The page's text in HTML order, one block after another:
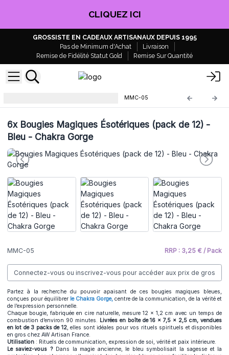
CLIQUEZ ICI
GROSSISTE EN CADEAUX ARTISANAUX DEPUIS 1995
Pas de Minimum d'Achat
Livraison
Remise de Fidélité Statut Gold
Remise Sur Quantité
MMC-05
6xBougies Magiques Ésotériques (pack de 12) -
Bleu - Chakra Gorge
MMC-05 RRP : 3,25 € / Pack
Connectez-vous ou inscrivez-vous pour accéder aux prix de gros
Partez à la recherche du pouvoir apaisant de ces bougies magiques bleues,
conçues pour équilibrer le Chakra Gorge, centre de la communication, de la vérité et
de l’expression personnelle.
Chaque bougie, fabriquée en cire naturelle, mesure 12 x 1,2 cm avec un temps de
combustion d’environ 90 minutes. Livrées en boîte de 16 x 7,5 x 2,5 cm, vendues
en lot de 3 packs de 12, elles sont idéales pour vos rituels spirituels et disponibles
en gros chez AW Artisan France.
Utilisation : Rituels de communication, expression de soi, vérité et paix intérieure.
Le saviez-vous ? Dans la magie ancienne, le bleu symbolisait la sagesse et la